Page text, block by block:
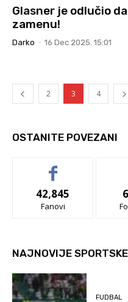
Glasner je odlučio
zamenu!
Darko - 16 Dec 2025. 15:01
2 3 4
OSTANITE POVEZANI
42,845
Fanovi
NAJNOVIJE
FUDBAL